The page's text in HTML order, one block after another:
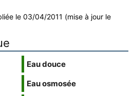
le 03/04/2011 (mise à jour le
Eau douce
Eau osmosée